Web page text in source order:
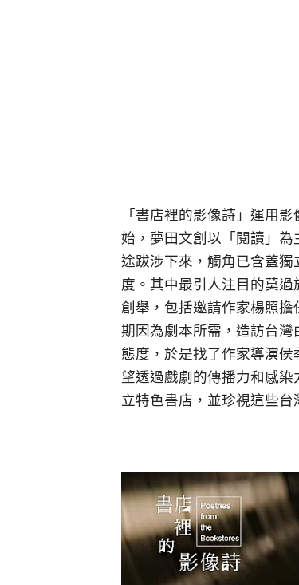
「書店裡的影像詩」運用
始，夢田文創以「閱讀」
途跋涉下來，觸角已含蓋
度。其中最引人注目的莫
創舉，包括邀請作家楊照
期因為劇本所需，造訪台
態度，於是找了作家導演
望透過戲劇的傳播力和感
立特色書店，並珍視這些台